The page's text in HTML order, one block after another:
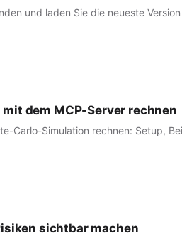
und laden Sie die neueste
dem MCP-Server rechnen
Carlo-Simulation rechnen: Setup,
sichtbar machen